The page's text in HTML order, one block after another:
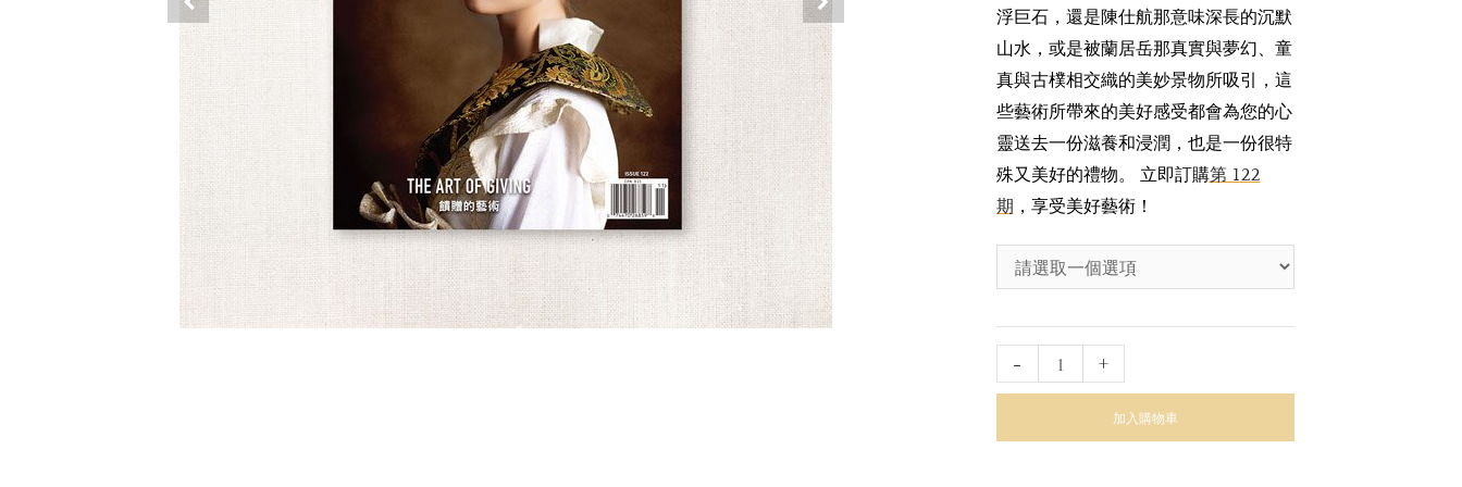
浮巨石，還是陳仕航那意味深長的沉默
山水，或是被蘭居岳那真實與夢幻、童
真與古樸相交織的美妙景物所吸引，這
些藝術所帶來的美好感受都會為您的心
靈送去一份滋養和浸潤，也是一份很特
殊又美好的禮物。 立即訂購第 122
期 ，享受美好藝術！
- +
加入購物車